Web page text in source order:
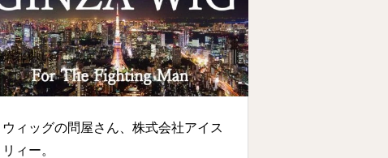
ウィッグの問屋さん、株式会社アイス
リィー。